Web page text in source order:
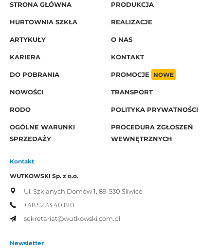
STRONA GŁÓWNA
PRODUKCJA
HURTOWNIA SZKŁA REALIZACJE
ARTYKUŁY O NAS
KARIERA KONTAKT
DO POBRANIA PROMOCJE NOWE
NOWOŚCI TRANSPORT
RODO POLITYKA PRYWATNOŚCI
OGÓLNE WARUNKI
SPRZEDAŻY
PROCEDURA ZGŁOSZEŃ
WEWNĘTRZNYCH
Kontakt
WUTKOWSKI Sp. z o.o.
Ul. Szklanych Domów 1, 89-530 Śliwice
+48 52 33 40 810
sekretariat@wutkowski.com.pl
Newsletter